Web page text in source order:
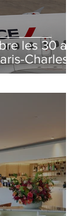
les 30 ans
Charles